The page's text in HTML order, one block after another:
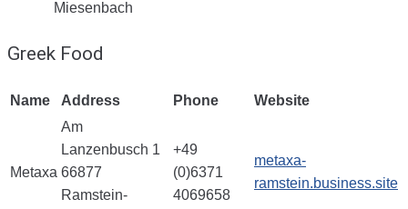
Miesenbach
Greek Food
Name Address Phone Website
Metaxa
Am
Lanzenbusch 1
66877
Ramstein-
+49
(0)6371
4069658
metaxa-
ramstein.business.site